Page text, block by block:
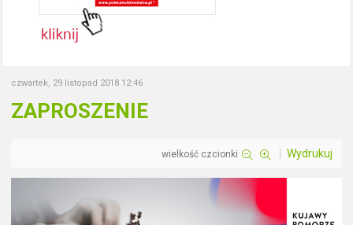
czwartek, 29 listopad 2018 12:46
ZAPROSZENIE
wielkość czcionki Wydrukuj